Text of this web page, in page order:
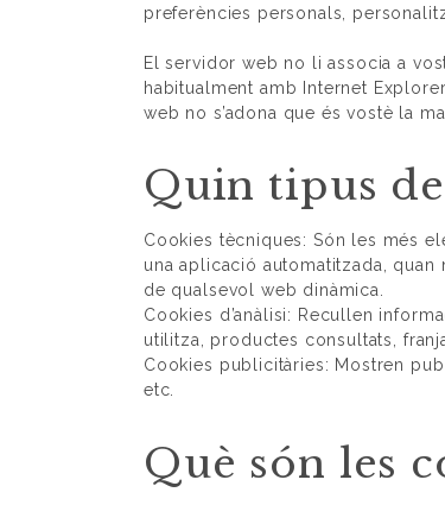
preferències personals,
El servidor web no li associa a
habitualment amb Internet
web no s’adona que és vostè la
Quin tipus
Cookies tècniques: Són les més
una aplicació automatitzada,
de qualsevol web dinàmica.
Cookies d’anàlisi: Recullen
utilitza, productes consultats,
Cookies publicitàries: Mostren
etc.
Què són les